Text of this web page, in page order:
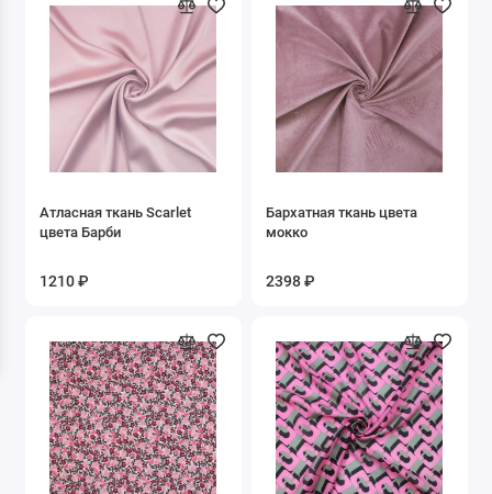
Клетка
Косы
Круги
Купон/кайма
Новогодние
Сердечки
Узоры
Цветочный
Атласная ткань Scarlet
цвета Барби
1210 ₽
Бархатная ткань цвета
мокко
2398 ₽